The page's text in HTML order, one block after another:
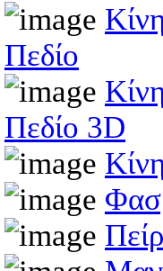
Πεδίο
Πεδίο 3D